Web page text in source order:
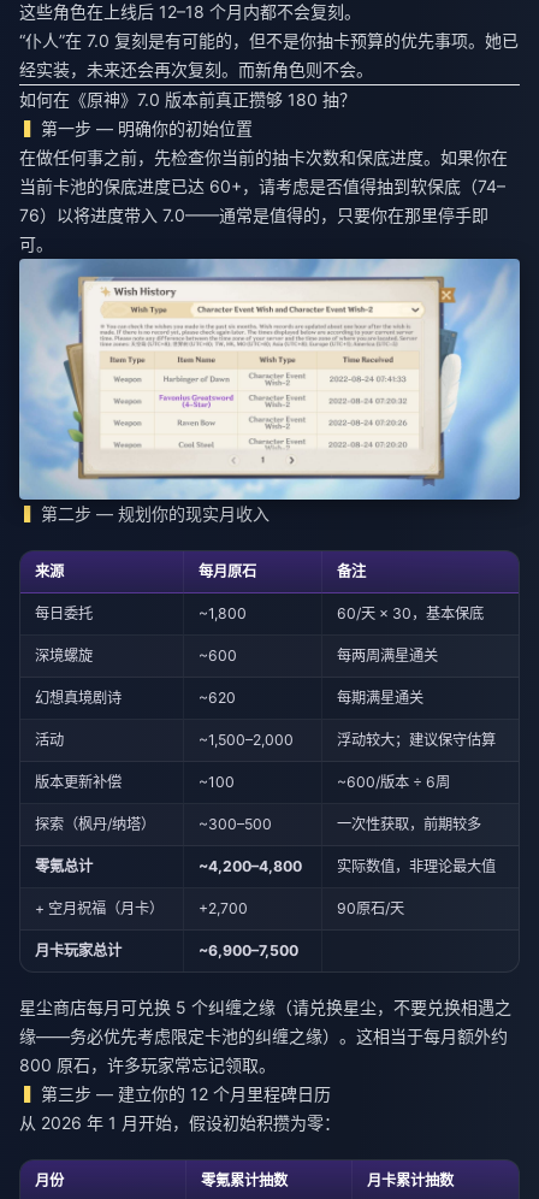
这些角色在上线后 12–18 个月内都不会复刻。
“仆人”在 7.0 复刻是有可能的，但不是你抽卡预算的优先事项。她已
经实装，未来还会再次复刻。而新角色则不会。
如何在《原神》7.0 版本前真正攒够 180 抽？
第一步 — 明确你的初始位置
在做任何事之前，先检查你当前的抽卡次数和保底进度。如果你在
当前卡池的保底进度已达 60+，请考虑是否值得抽到软保底（74–
76）以将进度带入 7.0——通常是值得的，只要你在那里停手即
可。
第二步 — 规划你的现实月收入
来源 每月原石 备注
每日委托 ~1,800 60/天 × 30，基本保底
深境螺旋 ~600 每两周满星通关
幻想真境剧诗 ~620 每期满星通关
活动 ~1,500–2,000 浮动较大；建议保守估算
版本更新补偿 ~100 ~600/版本 ÷ 6周
探索（枫丹/纳塔） ~300–500 一次性获取，前期较多
零氪总计 ~4,200–4,800 实际数值，非理论最大值
+ 空月祝福（月卡） +2,700 90原石/天
月卡玩家总计 ~6,900–7,500
星尘商店每月可兑换 5 个纠缠之缘（请兑换星尘，不要兑换相遇之
缘——务必优先考虑限定卡池的纠缠之缘）。这相当于每月额外约
800 原石，许多玩家常忘记领取。
第三步 — 建立你的 12 个月里程碑日历
从 2026 年 1 月开始，假设初始积攒为零：
月份 零氪累计抽数 月卡累计抽数